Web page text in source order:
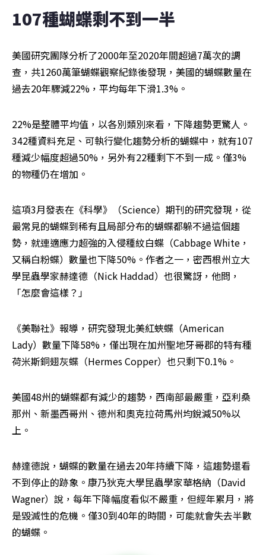
107種蝴蝶剩不到一半
美國研究團隊分析了2000年至2020年間超過7萬次的調
查，共1260萬筆蝴蝶觀察紀錄後發現，美國的蝴蝶數量在
過去20年驟減22%，平均每年下滑1.3%。
22%是整體平均值，以各別類別來看，下降趨勢更驚人。
342種資料充足、可執行變化趨勢分析的蝴蝶中，就有107
種減少幅度超過50%，另外有22種剩下不到一成。僅3%
的物種仍在增加。
這項3月發表在《科學》（Science）期刊的研究發現，從
最常見的蝴蝶到稀有且局部分布的蝴蝶都躲不過這個趨
勢，就連適應力超強的入侵種紋白蝶（Cabbage White，
又稱白粉蝶）數量也下降50%。作者之一，密西根州立大
學昆蟲學家赫達德（Nick Haddad）也很驚訝，他問，
「怎麼會這樣？」
《美聯社》報導，研究發現北美紅蛺蝶（American
Lady）數量下降58%，僅出現在加州聖地牙哥郡的特有種
荷米斯銅翅灰蝶（Hermes Copper）也只剩下0.1%。
美國48州的蝴蝶都有減少的趨勢，西南部最嚴重，亞利桑
那州、新墨西哥州、德州和奧克拉荷馬州均銳減50%以
上。
赫達德說，蝴蝶的數量在過去20年持續下降，這趨勢還看
不到停止的跡象。康乃狄克大學昆蟲學家華格納（David
Wagner）說，每年下降幅度看似不嚴重，但經年累月，將
是毀滅性的危機。僅30到40年的時間，可能就會失去半數
的蝴蝶。